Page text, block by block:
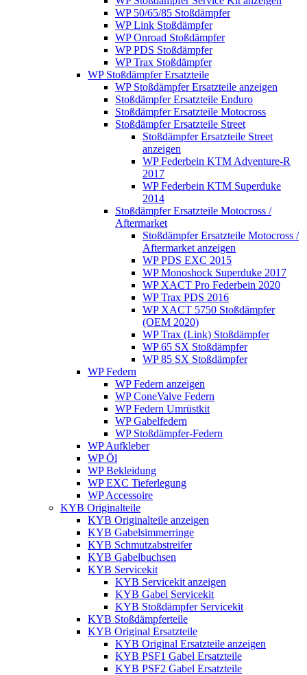
WP 50/65/85 Stoßdämpfer
WP Link Stoßdämpfer
WP Onroad Stoßdämpfer
WP PDS Stoßdämpfer
WP Trax Stoßdämpfer
WP Stoßdämpfer Ersatzteile
WP Stoßdämpfer Ersatzteile anzeigen
Stoßdämpfer Ersatzteile Enduro
Stoßdämpfer Ersatzteile Motocross
Stoßdämpfer Ersatzteile Street
Stoßdämpfer Ersatzteile Street
anzeigen
WP Federbein KTM Adventure-R
2017
WP Federbein KTM Superduke
2014
Stoßdämpfer Ersatzteile Motocross /
Aftermarket
Stoßdämpfer Ersatzteile Motocross /
Aftermarket anzeigen
WP PDS EXC 2015
WP Monoshock Superduke 2017
WP XACT Pro Federbein 2020
WP Trax PDS 2016
WP XACT 5750 Stoßdämpfer
(OEM 2020)
WP Trax (Link) Stoßdämpfer
WP 65 SX Stoßdämpfer
WP 85 SX Stoßdämpfer
WP Federn
WP Federn anzeigen
WP ConeValve Federn
WP Federn Umrüstkit
WP Gabelfedern
WP Stoßdämpfer-Federn
WP Aufkleber
WP Öl
WP Bekleidung
WP EXC Tieferlegung
WP Accessoire
KYB Originalteile
KYB Originalteile anzeigen
KYB Gabelsimmerringe
KYB Schmutzabstreifer
KYB Gabelbuchsen
KYB Servicekit
KYB Servicekit anzeigen
KYB Gabel Servicekit
KYB Stoßdämpfer Servicekit
KYB Stoßdämpferteile
KYB Original Ersatzteile
KYB Original Ersatzteile anzeigen
KYB PSF1 Gabel Ersatzteile
KYB PSF2 Gabel Ersatzteile